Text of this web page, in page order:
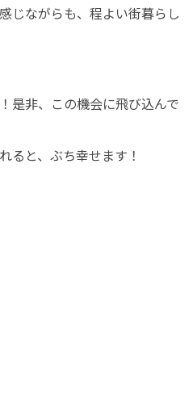
じながらも、程よい街暮らし
是非、この機会に飛び込んで
ると、ぶち幸せます！